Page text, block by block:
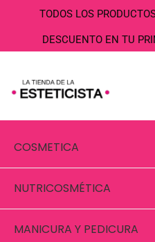
TODOS LOS
DESCUENTO EN TU
COSMETICA
NUTRICOSMÉTICA
MANICURA Y PEDICURA